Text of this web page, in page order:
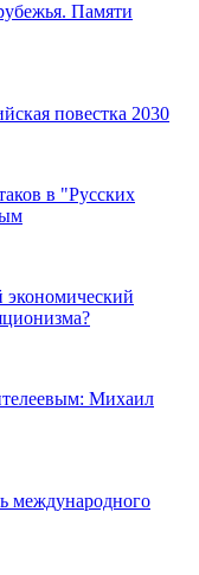
Памяти
повестка 2030
в "Русских
экономический
Михаил
международного